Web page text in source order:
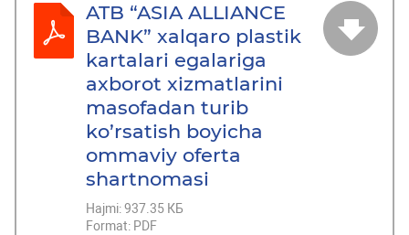
ATB “ASIA ALLIANCE
BANK” xalqaro plastik
kartalari egalariga
axborot xizmatlarini
masofadan turib
ko’rsatish boyicha
ommaviy oferta
shartnomasi
Hajmi:937.35 КБ
Format: PDF